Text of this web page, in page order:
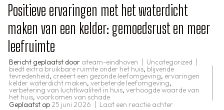
Positieve ervaringen met het waterdicht
maken van een kelder: gemoedsrust en meer
leefruimte
Bericht geplaatst door ateam-eindhoven Uncategorized
biedt extra bruikbare ruimte onder het huis, blijvende
tevredenheid, creëert een gezonde leefomgeving, ervaringen
kelder waterdicht maken, verbeterde leefomgeving,
verbetering van luchtkwaliteit in huis, verhoogde waarde van
het huis, voorkomen van schade
Geplaatst op 25 juni 2026 Laat een reactie achter